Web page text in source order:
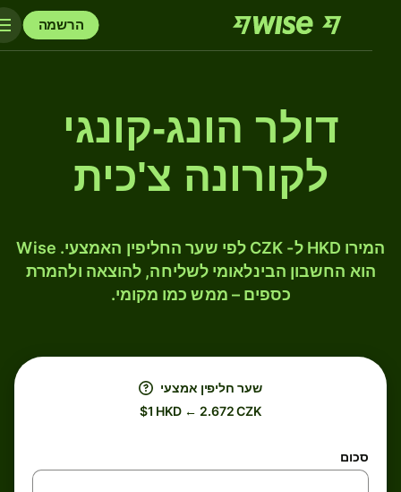
הרשמה
דולר הונג-קונגי
לקורונה צ'כית
המירו HKD ל- CZK לפי שער החליפין האמצעי. Wise
הוא החשבון הבינלאומי לשליחה, להוצאה ולהמרת
כספים – ממש כמו מקומי.
שער חליפין אמצעי
$1 HKD ← 2.672 CZK
סכום